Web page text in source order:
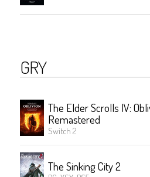
GRY
The Elder Scrolls IV:
Remastered
Switch 2
The Sinking City 2